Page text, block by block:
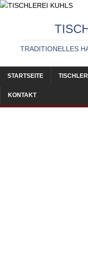
TRADITIONELLES
STARTSEITE
KONTAKT